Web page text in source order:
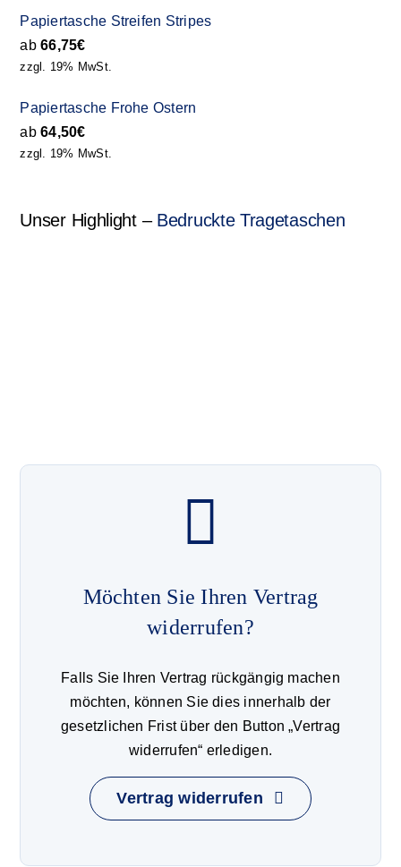
Papiertasche Streifen Stripes
ab66,75€
zzgl. 19% MwSt.
Papiertasche Frohe Ostern
ab64,50€
zzgl. 19% MwSt.
Unser Highlight – Bedruckte Tragetaschen
Möchten Sie Ihren Vertrag
widerrufen?
Falls Sie Ihren Vertrag rückgängig machen
möchten, können Sie dies innerhalb der
gesetzlichen Frist über den Button „Vertrag
widerrufen“ erledigen.
Vertrag widerrufen